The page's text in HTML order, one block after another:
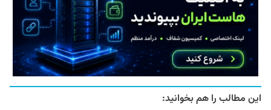
این مطالب را هم بخوانید: